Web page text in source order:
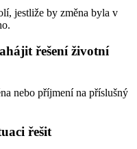
jestliže by změna byla v
řešení životní
nebo příjmení na příslušný
řešit